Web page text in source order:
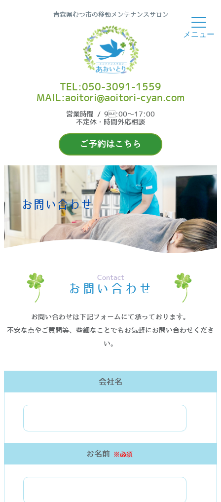
青森県むつ市の移動メンテナンスサロン
ご予約はこちら
TEL:050-3091-1559
MAIL:aoitori@aoitori-cyan.com
営業時間 / 9:00〜17:00
不定休・時間外応相談
お問い合わせ
Contact
お問い合わせ
お問い合わせは下記フォームにて承っております。
不安な点やご質問等、些細なことでもお気軽にお問い合わせくださ
い。
会社名
お名前 ※必須